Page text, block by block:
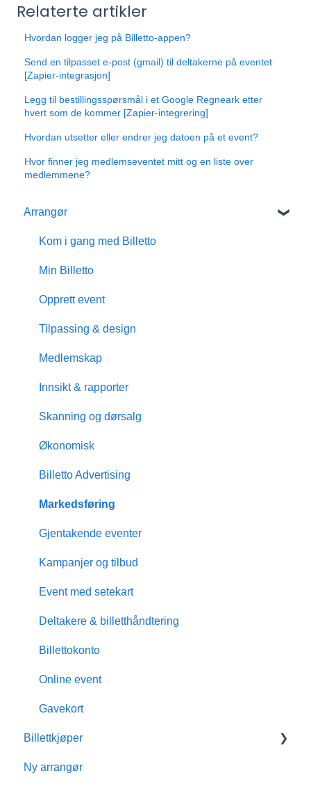
Relaterte artikler
Hvordan logger jeg på Billetto-appen?
Send en tilpasset e-post (gmail) til deltakerne på eventet
[Zapier-integrasjon]
Legg til bestillingsspørsmål i et Google Regneark etter
hvert som de kommer [Zapier-integrering]
Hvordan utsetter eller endrer jeg datoen på et event?
Hvor finner jeg medlemseventet mitt og en liste over
medlemmene?
Arrangør
Kom i gang med Billetto
Min Billetto
Opprett event
Tilpassing & design
Medlemskap
Innsikt & rapporter
Skanning og dørsalg
Økonomisk
Billetto Advertising
Markedsføring
Gjentakende eventer
Kampanjer og tilbud
Event med setekart
Deltakere & billetthåndtering
Billettokonto
Online event
Gavekort
Billettkjøper
Medlemskap
Ny arrangør